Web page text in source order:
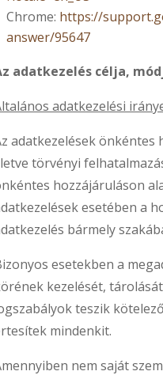
Chrome: https://
answer/95647
adatkezelés célja,
adatkezelési
adatkezelések önkéntes
törvényi
hozzájáruláson
esetében a
bármely
esetekben a
kezelését,
teszik
mindenkit.
nem saját